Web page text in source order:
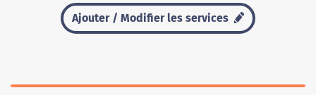
Ajouter / Modifier les services